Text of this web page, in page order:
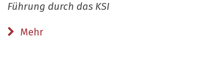
Führung durch das KSI
Mehr